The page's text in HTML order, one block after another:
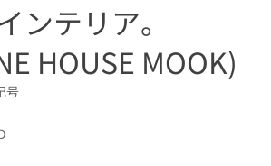
ンテリア。
HOUSE MOOK)
号